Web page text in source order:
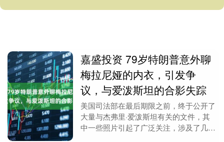
嘉盛投资 79岁特朗普意外聊
梅拉尼娅的内衣，引发争
议，与爱泼斯坦的合影失踪
美国司法部在最后期限之前，终于公开了
大量与杰弗里·爱泼斯坦有关的文件，其
中一些照片引起了广泛关注，涉及了几位